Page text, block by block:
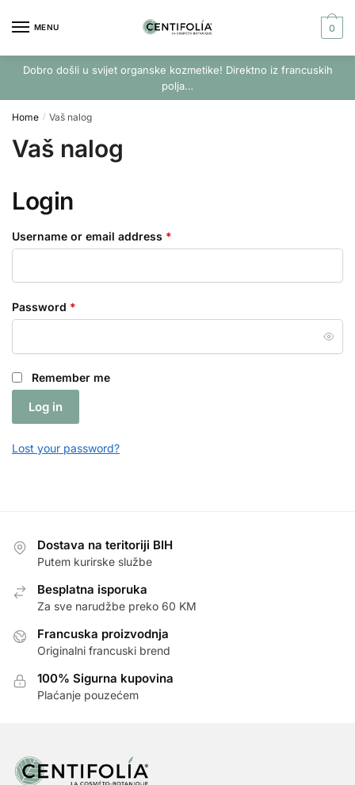
MENU 0
Dobro došli u svijet organske kozmetike! Direktno iz francuskih
polja…
Home / Vaš nalog
Vaš nalog
Login
Username or email address *
Password *
Remember me
Log in
Lost your password?
Dostava na teritoriji BIH
Putem kurirske službe
Besplatna isporuka
Za sve narudžbe preko 60 KM
Francuska proizvodnja
Originalni francuski brend
100% Sigurna kupovina
Plaćanje pouzećem